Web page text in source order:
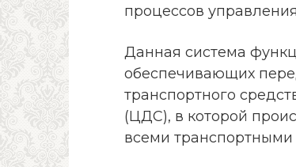
процессов
Данная система
обеспечивающих
транспортного
(ЦДС), в которой
всеми